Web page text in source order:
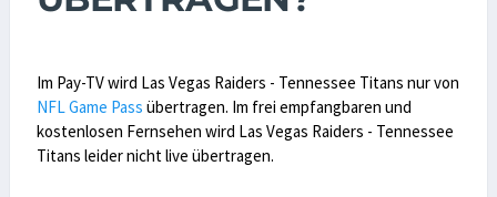
Im Pay-TV wird Las Vegas Raiders - Tennessee Titans nur von
NFL Game Pass übertragen. Im frei empfangbaren und
kostenlosen Fernsehen wird Las Vegas Raiders - Tennessee
Titans leider nicht live übertragen.